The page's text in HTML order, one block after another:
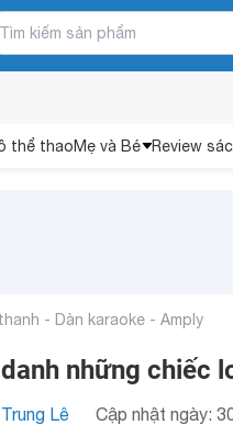
thể thaoMẹ và Bé Review
- Dàn karaoke - Amply
những chiếc
Lê Cập nhật ngày: